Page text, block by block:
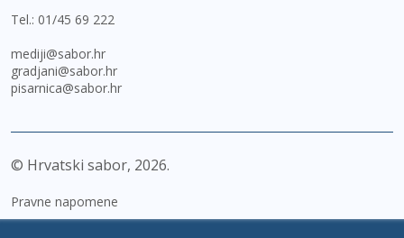
Tel.: 01/45 69 222
mediji@sabor.hr
gradjani@sabor.hr
pisarnica@sabor.hr
© Hrvatski sabor, 2026
Pravne napomene